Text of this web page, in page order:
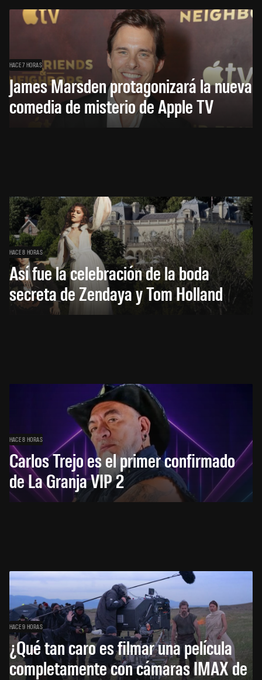
HACE 7 HORAS
James Marsden protagonizará la nueva
comedia de misterio de Apple TV
HACE 8 HORAS
Así fue la celebración de la boda
secreta de Zendaya y Tom Holland
HACE 8 HORAS
Carlos Trejo es el primer confirmado
de La Granja VIP 2
HACE 9 HORAS
¿Qué tan caro es filmar una película
completamente con cámaras IMAX de